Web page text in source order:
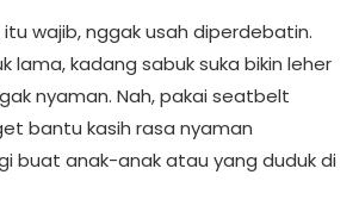
wajib, nggak usah diperdebatin.
lama, kadang sabuk suka bikin leher
nyaman. Nah, pakai seatbelt
bantu kasih rasa nyaman
buat anak-anak atau yang duduk di